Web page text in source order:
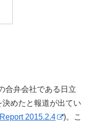
合弁会社である日立
めたと報道が出てい
2015.2.4
)。こ